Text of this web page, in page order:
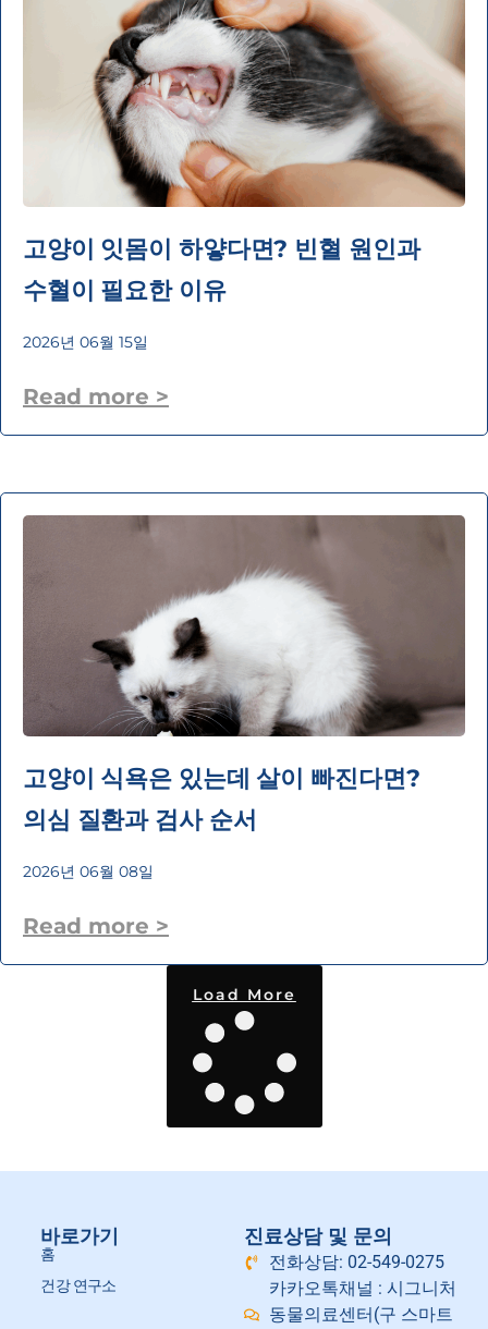
고양이 잇몸이 하얗다면? 빈혈 원인과
수혈이 필요한 이유
2026년 06월 15일
Read more >
고양이 식욕은 있는데 살이 빠진다면?
의심 질환과 검사 순서
2026년 06월 08일
Read more >
Load More
바로가기
홈
건강 연구소
진료상담 및 문의
전화상담: 02-549-0275
카카오톡채널 : 시그니처
동물의료센터(구 스마트